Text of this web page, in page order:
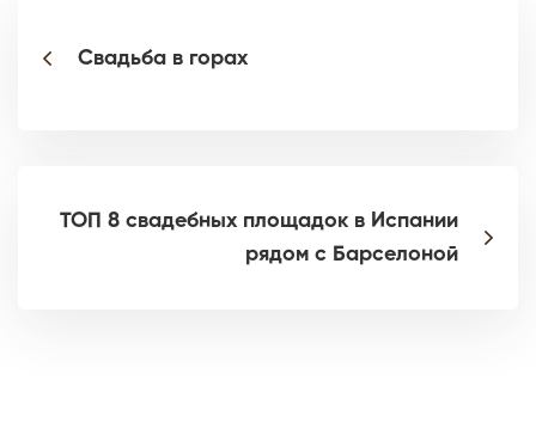
Свадьба в горах
ТОП 8 свадебных площадок в Испании
рядом с Барселоной